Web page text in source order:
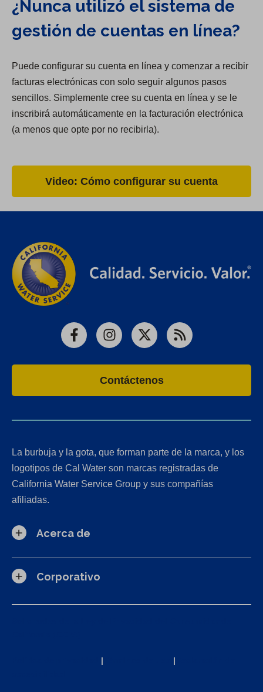
¿Nunca utilizó el sistema de
gestión de cuentas en línea?
Puede configurar su cuenta en línea y comenzar a recibir
facturas electrónicas con solo seguir algunos pasos
sencillos. Simplemente cree su cuenta en línea y se le
inscribirá automáticamente en la facturación electrónica
(a menos que opte por no recibirla).
Video: Cómo configurar su cuenta
FacebookInstagram
X RSS
Contáctenos
La burbuja y la gota, que forman parte de la marca, y los
logotipos de Cal Water son marcas registradas de
California Water Service Group y sus compañías
afiliadas.
Acerca de
Corporativo
| |